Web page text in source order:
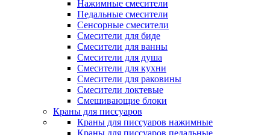
Нажимные смесители
Педальные смесители
Сенсорные смесители
Смесители для биде
Смесители для ванны
Смесители для душа
Смесители для кухни
Смесители для раковины
Смесители локтевые
Смешивающие блоки
Краны для писсуаров
Краны для писсуаров нажимные
Краны для писсуаров педальные